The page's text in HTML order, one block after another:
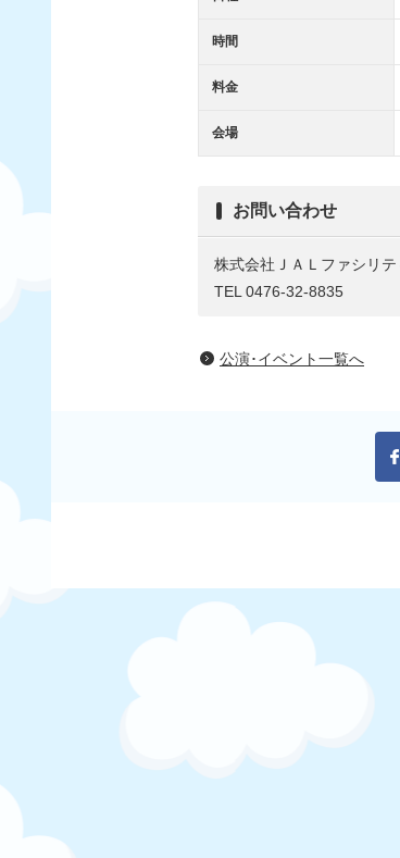
時間
料金
会場
お問い合わせ
株式会社ＪＡＬファシリ
TEL 0476-32-8835
公演･イベント一覧へ